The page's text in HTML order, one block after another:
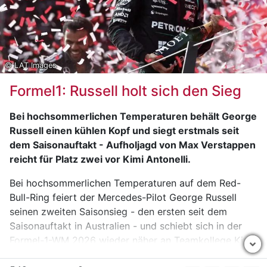
Landeshauptmann Mario Kunasek und
Landeshauptmann-Stellvertreterin Manuela Khom die
Führungsstäbe. Sie sprachen den eingesetzten
Polizistinnen und Polizisten sowie allen
Einsatzorganisationen und Behördenvertretern ihren
Dank für das professionelle Sicherheitsmanagement
aus.
Auch die behördliche Einsatzleiterin Bezirkshauptfrau
Nina Pölzl ist in einer ersten Reaktion zufrieden mit
dem Einsatzverlauf.„Die ausgezeichnete
Zusammenarbeit aller Beteiligten macht jedes Jahr
eingesetzten Kräften und Organisationen. Ihr Einsatz
und ihr Engagement – heuer unter verschärften
Hitzebedingungen - trägt dazu bei, dass wir uns im
steirischen Murtal über eine der sichersten
Sportgroßveranstaltungen der Welt freuen dürfen.“
© LAT Images
Formel1: Russell holt sich den Sieg
Bei hochsommerlichen Temperaturen behält George
Russell einen kühlen Kopf und siegt erstmals seit
dem Saisonauftakt - Aufholjagd von Max Verstappen
reicht für Platz zwei vor Kimi Antonelli.
Bei hochsommerlichen Temperaturen auf dem Red-
Bull-Ring feiert der Mercedes-Pilot George Russell
seinen zweiten Saisonsieg - den ersten seit dem
Saisonauftakt in Australien - und schiebt sich in der
Formel-1-WM 2026 wieder näher an Teamkollege Kimi